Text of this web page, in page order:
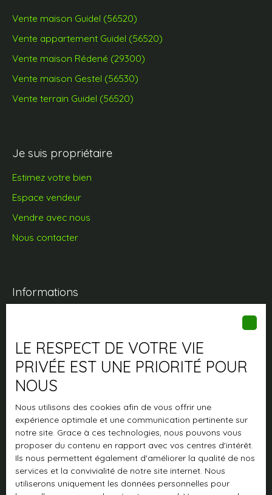
Vente maison Guidel (56520)
Vente appartement Guidel (56520)
Vente maison Rédené (29300)
Vente maison Gestel (56530)
Vente terrain Guidel (56520)
Je suis propriétaire
Estimez votre bien
Espace vendeur
Vendre avec nous
Nous contacter
Informations
Politique de confidentialité
Plan du site
Propulsé par
LE RESPECT DE VOTRE VIE
PRIVÉE EST UNE PRIORITÉ POUR
NOUS
Nous utilisons des cookies afin de vous offrir une
expérience optimale et une communication pertinente sur
notre site. Grace à ces technologies, nous pouvons vous
proposer du contenu en rapport avec vos centres d'intérêt.
Ils nous permettent également d'améliorer la qualité de nos
services et la convivialité de notre site internet. Nous
utiliserons uniquement les données personnelles pour